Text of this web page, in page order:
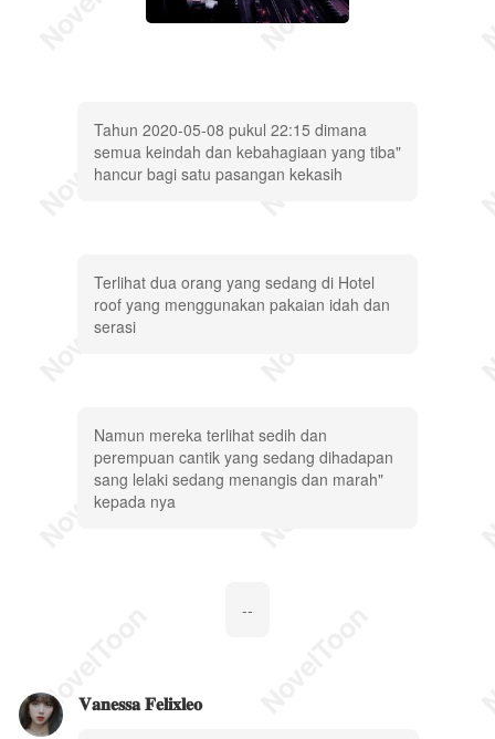
Tahun 2020-05-08 pukul 22:15 dimana
semua keindah dan kebahagiaan yang tiba"
hancur bagi satu pasangan kekasih
Terlihat dua orang yang sedang di Hotel
roof yang menggunakan pakaian idah dan
serasi
Namun mereka terlihat sedih dan
perempuan cantik yang sedang dihadapan
sang lelaki sedang menangis dan marah"
kepada nya
--
𝐕𝐚𝐧𝐞𝐬𝐬𝐚 𝐅𝐞𝐥𝐢𝐱𝐥𝐞𝐨